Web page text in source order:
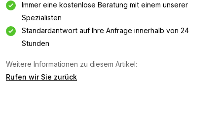
Immer eine kostenlose Beratung mit einem unserer
Spezialisten
Standardantwort auf Ihre Anfrage innerhalb von 24
Stunden
Weitere Informationen zu diesem Artikel:
Rufen wir Sie zurück
Informationsanfrage